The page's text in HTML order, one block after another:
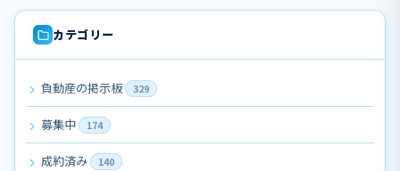
カテゴリー
負動産の掲示板 329
募集中 174
成約済み 140